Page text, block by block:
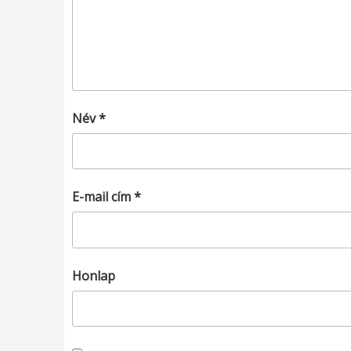
Név*
E-mail cím*
Honlap